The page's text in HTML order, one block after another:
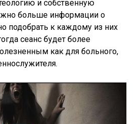
и собственную
больше информации о
подобрать к каждому из них
сеанс будет более
как для больного,